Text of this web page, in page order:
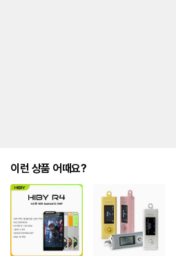
이런 상품 어때요?